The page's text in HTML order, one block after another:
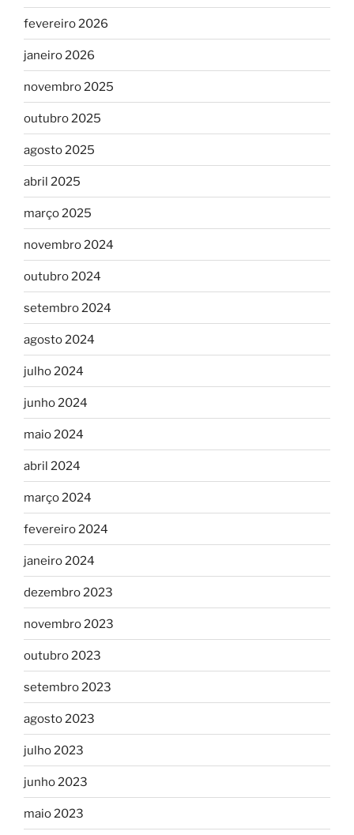
fevereiro 2026
janeiro 2026
novembro 2025
outubro 2025
agosto 2025
abril 2025
março 2025
novembro 2024
outubro 2024
setembro 2024
agosto 2024
julho 2024
junho 2024
maio 2024
abril 2024
março 2024
fevereiro 2024
janeiro 2024
dezembro 2023
novembro 2023
outubro 2023
setembro 2023
agosto 2023
julho 2023
junho 2023
maio 2023